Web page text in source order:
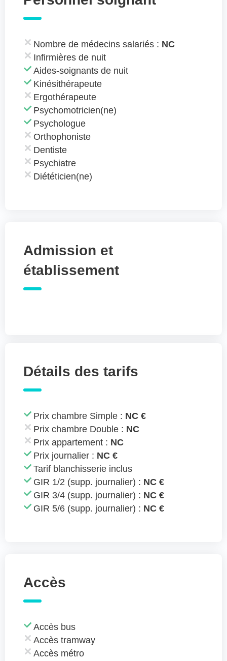
Nombre de médecins salariés : NC
Infirmières de nuit
Aides-soignants de nuit
Kinésithérapeute
Ergothérapeute
Psychomotricien(ne)
Psychologue
Orthophoniste
Dentiste
Psychiatre
Diététicien(ne)
Admission et
établissement
Détails des tarifs
Prix chambre Simple : NC €
Prix chambre Double : NC
Prix appartement : NC
Prix journalier : NC €
Tarif blanchisserie inclus
GIR 1/2 (supp. journalier) : NC €
GIR 3/4 (supp. journalier) : NC €
GIR 5/6 (supp. journalier) : NC €
Accès
Accès bus
Accès tramway
Accès métro